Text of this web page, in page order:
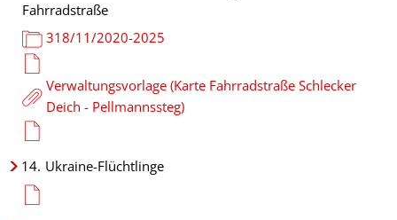
Fahrradstraße
318/11/2020-2025
Verwaltungsvorlage (Karte Fahrradstraße Schlecker
Deich - Pellmannssteg)
14. Ukraine-Flüchtlinge